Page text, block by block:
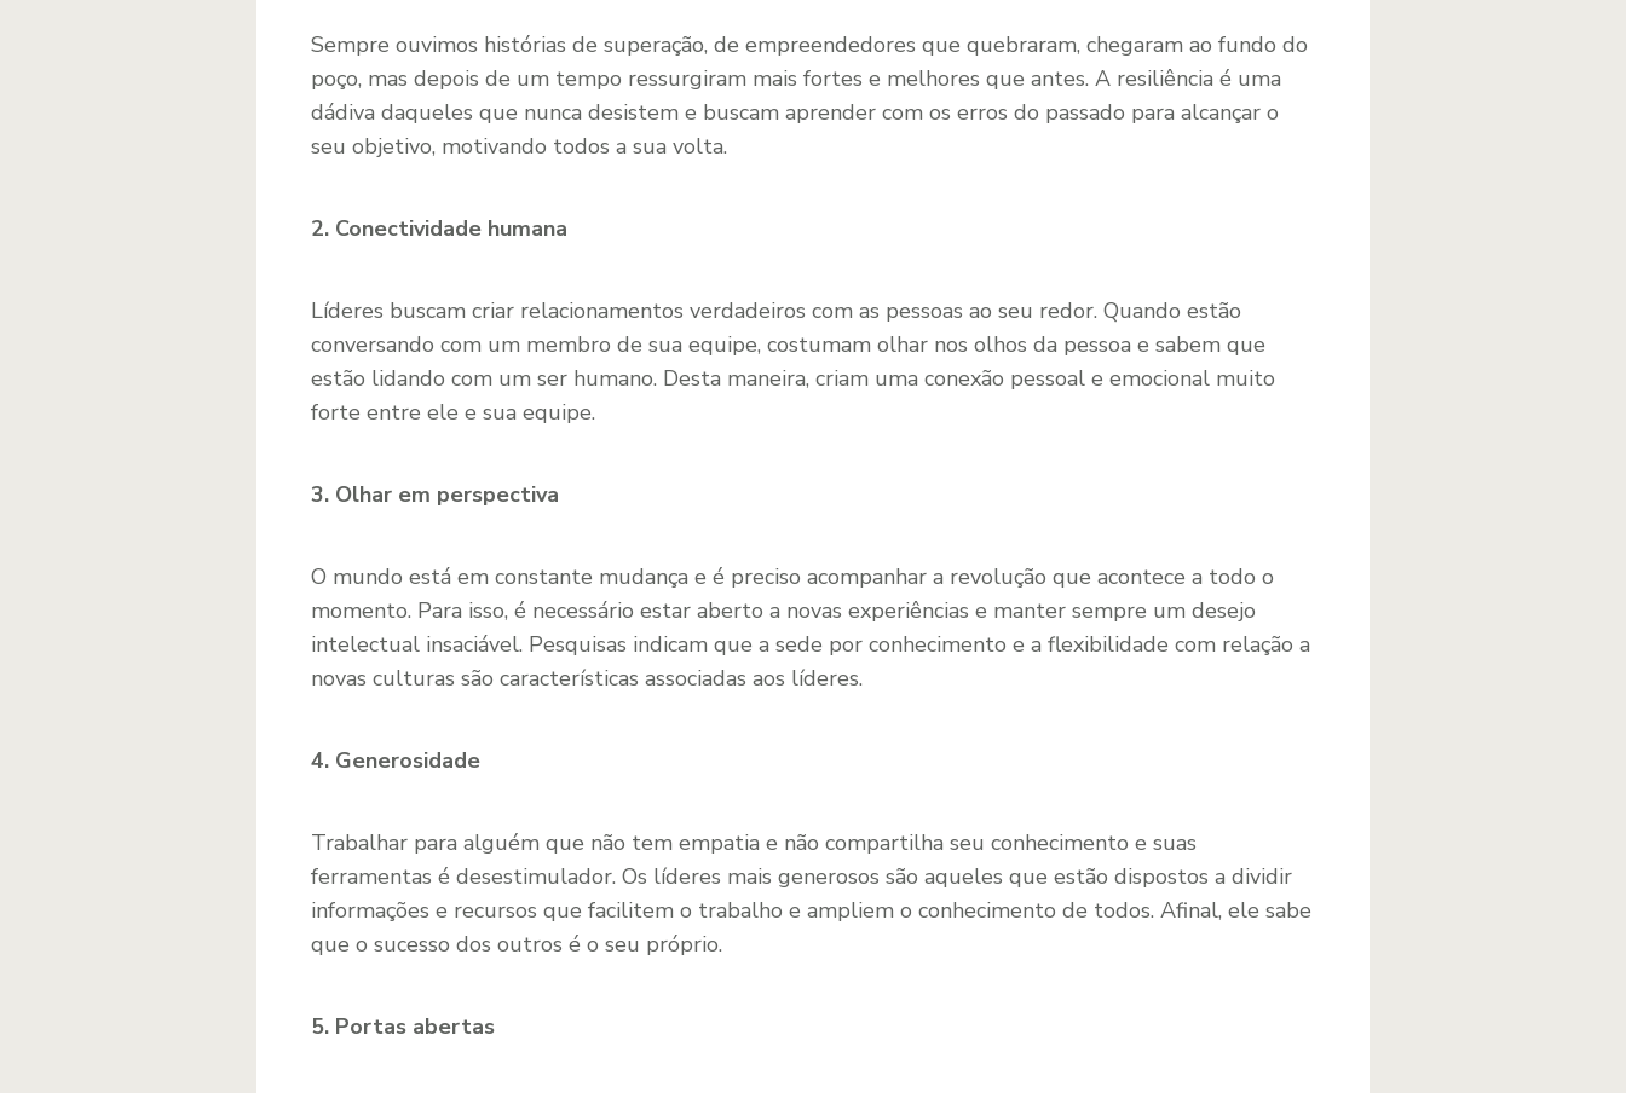
Sempre ouvimos histórias de superação, de empreendedores que quebraram, chegaram ao fundo do
poço, mas depois de um tempo ressurgiram mais fortes e melhores que antes. A resiliência é uma
dádiva daqueles que nunca desistem e buscam aprender com os erros do passado para alcançar o
seu objetivo, motivando todos a sua volta.
2. Conectividade humana
Líderes buscam criar relacionamentos verdadeiros com as pessoas ao seu redor. Quando estão
conversando com um membro de sua equipe, costumam olhar nos olhos da pessoa e sabem que
estão lidando com um ser humano. Desta maneira, criam uma conexão pessoal e emocional muito
forte entre ele e sua equipe.
3. Olhar em perspectiva
O mundo está em constante mudança e é preciso acompanhar a revolução que acontece a todo o
momento. Para isso, é necessário estar aberto a novas experiências e manter sempre um desejo
intelectual insaciável. Pesquisas indicam que a sede por conhecimento e a flexibilidade com relação a
novas culturas são características associadas aos líderes.
4. Generosidade
Trabalhar para alguém que não tem empatia e não compartilha seu conhecimento e suas
ferramentas é desestimulador. Os líderes mais generosos são aqueles que estão dispostos a dividir
informações e recursos que facilitem o trabalho e ampliem o conhecimento de todos. Afinal, ele sabe
que o sucesso dos outros é o seu próprio.
5. Portas abertas